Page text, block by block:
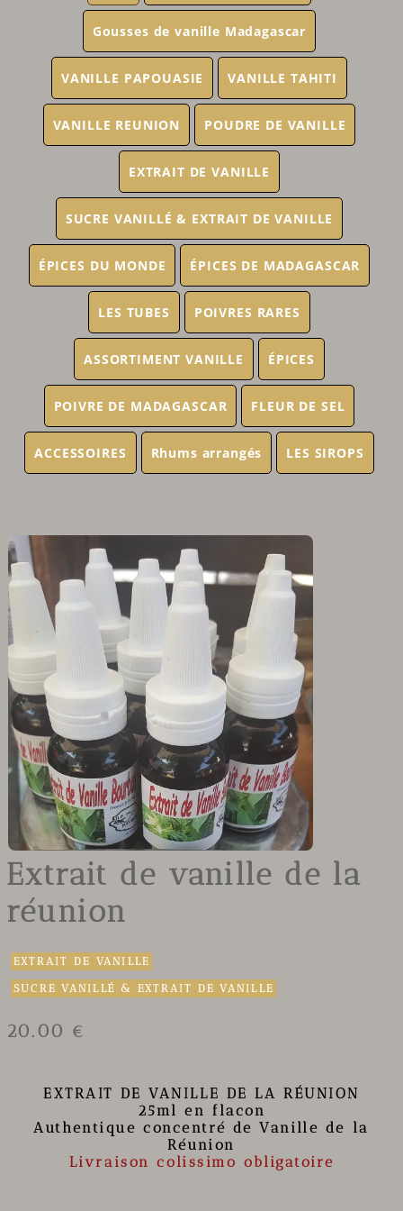
Gousses de vanille Madagascar
VANILLE PAPOUASIE VANILLE TAHITI
VANILLE REUNION POUDRE DE VANILLE
EXTRAIT DE VANILLE
SUCRE VANILLÉ & EXTRAIT DE VANILLE
ÉPICES DU MONDE ÉPICES DE MADAGASCAR
LES TUBES POIVRES RARES
ASSORTIMENT VANILLE ÉPICES
POIVRE DE MADAGASCAR FLEUR DE SEL
ACCESSOIRES Rhums arrangés LES SIROPS
Extrait de vanille de la
réunion
EXTRAIT DE VANILLE
SUCRE VANILLÉ & EXTRAIT DE VANILLE
20.00 €
EXTRAIT DE VANILLE DE LA RÉUNION
25ml en flacon
Authentique concentré de Vanille de la
Réunion
Livraison colissimo obligatoire